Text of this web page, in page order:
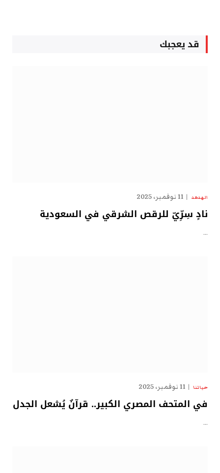
قد يعجبك
الهدهد 11 نوفمبر، 2025
نادٍ سِرِّيّ للرقص الشرقي في السعودية
…
حياتنا 11 نوفمبر، 2025
في المتحف المصري الكبير.. قرآنٌ يُشعل الجدل
…